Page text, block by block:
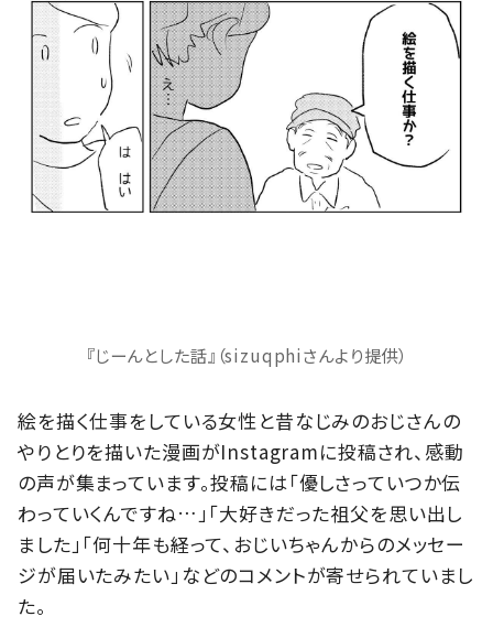
『じーんとした話』（sizuqphiさんより提供）
絵を描く仕事をしている女性と昔なじみのおじさんの
やりとりを描いた漫画がInstagramに投稿され、感動
の声が集まっています。投稿には「優しさっていつか伝
わっていくんですね…」「大好きだった祖父を思い出し
ました」「何十年も経って、おじいちゃんからのメッセー
ジが届いたみたい」などのコメントが寄せられていまし
た。